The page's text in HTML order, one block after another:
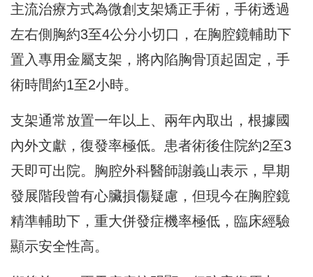
主流治療方式為微創支架矯正手術，手術透過
左右側胸約3至4公分小切口，在胸腔鏡輔助下
置入專用金屬支架，將內陷胸骨頂起固定，手
術時間約1至2小時。
支架通常放置一年以上、兩年內取出，根據國
內外文獻，復發率極低。患者術後住院約2至3
天即可出院。胸腔外科醫師謝義山表示，早期
發展階段曾有心臟損傷疑慮，但現今在胸腔鏡
精準輔助下，重大併發症機率極低，臨床經驗
顯示安全性高。